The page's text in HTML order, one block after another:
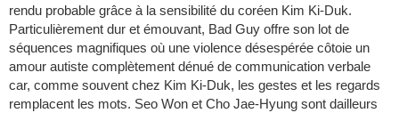
rendu probable grâce à la sensibilité du coréen Kim Ki-Duk.
Particulièrement dur et émouvant, Bad Guy offre son lot de
séquences magnifiques où une violence désespérée côtoie un
amour autiste complètement dénué de communication verbale
car, comme souvent chez Kim Ki-Duk, les gestes et les regards
remplacent les mots. Seo Won et Cho Jae-Hyung sont dailleurs